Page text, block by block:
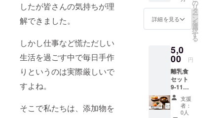
したが皆さんの気持ちが理
解できました。
しかし仕事など慌ただしい
生活を過ごす中で毎日手作
りというのは実際厳しいで
すよね。
そこで私たちは、添加物を
カ月程
度、詳
細は食
ださ
い。 ※
造工場
では同
じライ
ンで豚
肉を含
む製品
12包、
お魚2
包)20包
当たり
50g、そ
の他だ
し・野
菜・お
魚１包
当たり
15g ※送
料無
詳細を見る
の
リ
タ
ー
ン
を
選
択
す
る
5,0
00 円
離乳食
セット
9-11ヶ
月（20
包）
5,000
支援
者：
0人